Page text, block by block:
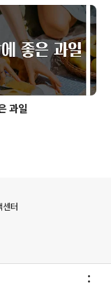
과일
센터